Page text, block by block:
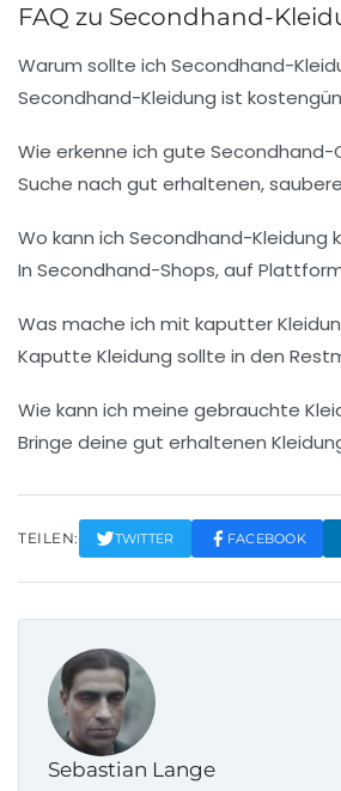
FAQ zu Secondhand-
Warum sollte ich Secondhand-
Secondhand-Kleidung ist
Wie erkenne ich gute Secondhand-
Suche nach gut erhaltenen,
Wo kann ich Secondhand-Kleidung
In Secondhand-Shops, auf
Was mache ich mit kaputter
Kaputte Kleidung sollte in den
Wie kann ich meine gebrauchte
Bringe deine gut erhaltenen
TEILEN: TWITTER FACEBOOK
Sebastian Lange